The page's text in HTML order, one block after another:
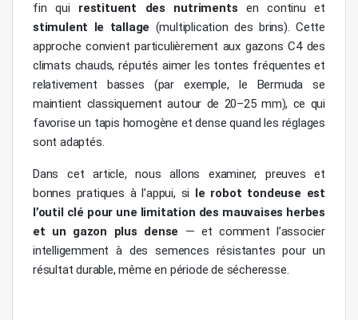
fin qui restituent des nutriments en continu et
stimulent le tallage (multiplication des brins). Cette
approche convient particulièrement aux gazons C4 des
climats chauds, réputés aimer les tontes fréquentes et
relativement basses (par exemple, le Bermuda se
maintient classiquement autour de 20–25 mm), ce qui
favorise un tapis homogène et dense quand les réglages
sont adaptés.
Dans cet article, nous allons examiner, preuves et
bonnes pratiques à l’appui, si le robot tondeuse est
l’outil clé pour une limitation des mauvaises herbes
et un gazon plus dense — et comment l’associer
intelligemment à des semences résistantes pour un
résultat durable, même en période de sécheresse.